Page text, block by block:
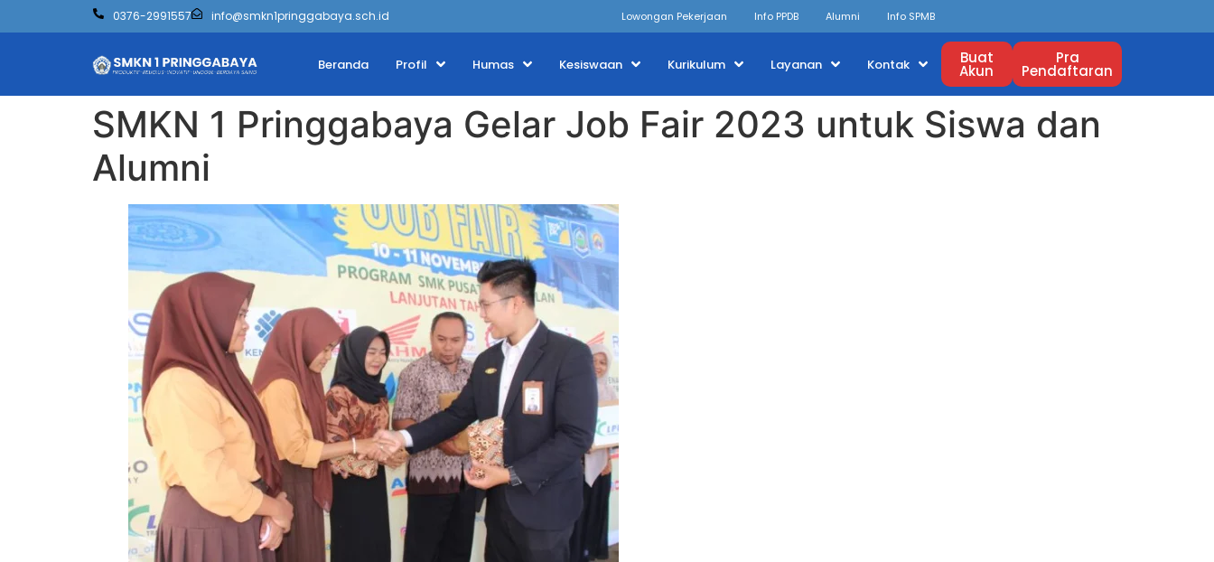
0376-2991557 info@smkn1pringgabaya.sch.id Lowongan Pekerjaan Info PPDB Alumni Info SPMB
Beranda Profil Humas Kesiswaan Kurikulum Layanan Kontak Buat
Akun
Pra
Pendaftaran
SMKN 1 Pringgabaya Gelar Job Fair 2023 untuk Siswa dan
Alumni